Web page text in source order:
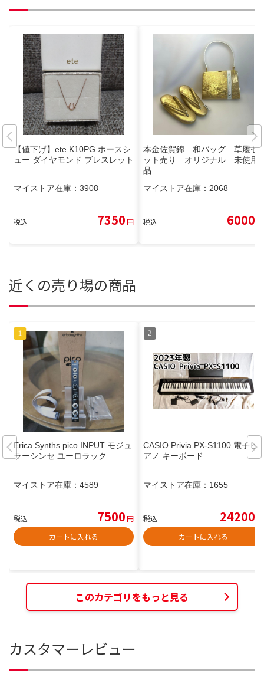
【値下げ】ete K10PG ホースシ
ュー ダイヤモンド ブレスレット
マイストア在庫： 3908
税込 7350円
本金佐賀錦 和バッグ 草履セ
ット売り オリジナル 未使用
品
マイストア在庫： 2068
税込 6000
近くの売り場の商品
Erica Synths pico INPUT モジュ
ラーシンセ ユーロラック
マイストア在庫： 4589
税込 7500円
カートに入れる
CASIO Privia PX-S1100 電子ピ
アノ キーボード
マイストア在庫： 1655
税込 24200
カートに入れる
このカテゴリをもっと見る
カスタマーレビュー